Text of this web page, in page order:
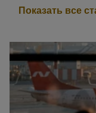
Показать все